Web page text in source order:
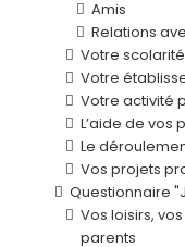
Amis
Relations
Votre
Votre
Votre activité
L’aide de vos
Le
Vos projets
Questionnaire
Vos loisirs,
parents